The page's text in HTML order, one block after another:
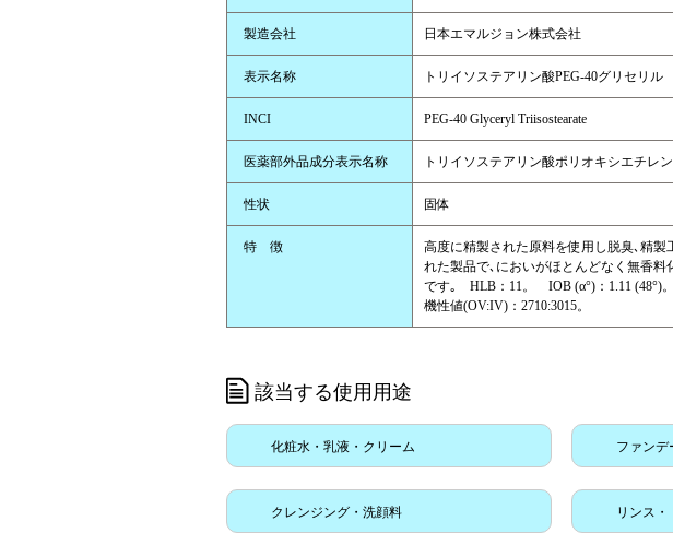
製造会社 日本エマルジョン株式会社
表示名称 トリイソステアリン酸PEG-40グリセリル
INCI PEG-40 Glyceryl Triisostearate
医薬部外品成分表示名称 トリイソステアリン酸ポリオキシエチレ
性状 固体
特 徴
高度に精製された原料を使用し脱臭､精製
れた製品で､においがほとんどなく無香料
です｡ HLB：11。 IOB (α°)：1.11 (48°)
機性値(OV:IV)：2710:3015。
該当する使用用途
化粧水・乳液・クリーム ファンデ
クレンジング・洗顔料 リンス・